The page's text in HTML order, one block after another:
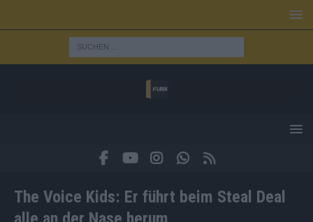
The Voice Kids: Er führt beim Steal Deal